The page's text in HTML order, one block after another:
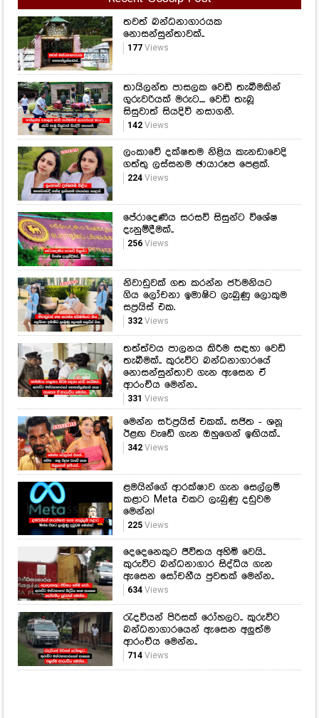
තවත් බන්ධනාගාරයක
නොසන්සුන්තාවක්..
177Views
තායිලන්ත පාසලක වෙඩි තැබීමකින්
ගුරුවරියක් මරුට.... වෙඩි තැබූ
සිසුවාත් සියදිවි නසාගනී.
142Views
ලංකාවේ දක්ෂතම නිළිය කැනඩාවෙදි
ගත්තු ලස්සනම ඡායාරූප පෙළක්.
224Views
පේරාදෙණිය සරසවි සිසුන්ට විශේෂ
දැනුම්දීමක්..
256Views
නිවාඩුවක් ගත කරන්න ජර්මනියට
ගිය ලෝචනා ඉමාෂිට ලැබුණු ලොකුම
සප්‍රයිස් එක.
332Views
තත්ත්වය පාලනය කිරීම සඳහා වෙඩි
තැබීමක්.. කුරුවිට බන්ධනාගාරයේ
නොසන්සුන්තාව ගැන ඇසෙන ඒ
ආරංචිය මෙන්න..
331 Views
මෙන්න සර්ප්‍රයිස් එකක්.. සජිත - ශනූ
ඊළඟ වැඩේ ගැන ඔහුගෙන් ඉඟියක්..
342Views
ළමයින්ගේ ආරක්ෂාව ගැන සෙල්ලම්
කළාට Meta එකට ලැබුණු දඩුවම
මෙන්න!
225Views
දෙදෙනෙකුට ජීවිතය අහිමි වෙයි..
කුරුවිට බන්ධනාගාර සිද්ධිය ගැන
ඇසෙන සෝචනීය පුවතක් මෙන්න..
634Views
රැදවියන් පිරිසක් රෝහලට.. කුරුවිට
බන්ධනාගාරයෙන් ඇසෙන අලුත්ම
ආරංචිය මෙන්න..
714Views